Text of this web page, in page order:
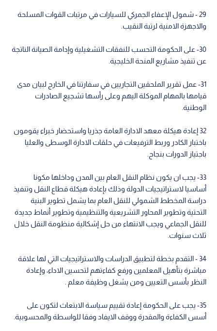
29 - شمول الإعفاء الجمركي للسيارات في مرتبات القوات المسلحة
والاجهزة الامنية لرتبة النقيب.
30- على الحكومة التحسب للنفقات التشغيلية وإدامة الصيانة الناتجة
عن تنفيذ مشاريع المنحة الخليجية.
31- عمل تقرير الملحقين التجاريين في سفارتنا في الخارج لبيان مدى
قيامها بالمهام الموكلة اليهم وعلى رأسها تشجيع الصادرات
الوطنية.
32 إعادة هيكلة معهد الادارة العامة جذريا واستحضار خبراء يقومون
باختبار الكادر وربط الترفيعات في حلقات الادارة الوسطى والعليا
باجتياز الدورات بنجاح.
33- يجب ان يكون نظام النقل العام بين المدن وداخلها مكونا
أساسيا لاستراتيجيات الدولة وذلك بإعادة هيكلة قطاع النقل وتنفيذ
دراسة المخطط الشمولي للنقل العام بما يشمل تطوير البنية
التحتية وتطوير المحاور التشريعية والتنظيمية وتطوير أنماط جديدة
للنقل الجماعي ويجب الانتهاء من حل إشكالية منظومة النقل خلال
ثلاث سنوات.
34 - التقدم بخطة لتطبيق الدراسات والاستراتيجيات التي لها علاقة
مباشرة بتأهيل المعلمين ورفع كفاءتهم لتحسين الاداء، وإعادة
النظر بأسس التعيين ومن يشغل وظيفة معلم .
35- يجب على الحكومة إعادة تقييم سياسة الابتعاث لتكون على
أسس الكفاءة والمقدرة ووقف الايفاد وفقا للواسطة والمحسوبية.